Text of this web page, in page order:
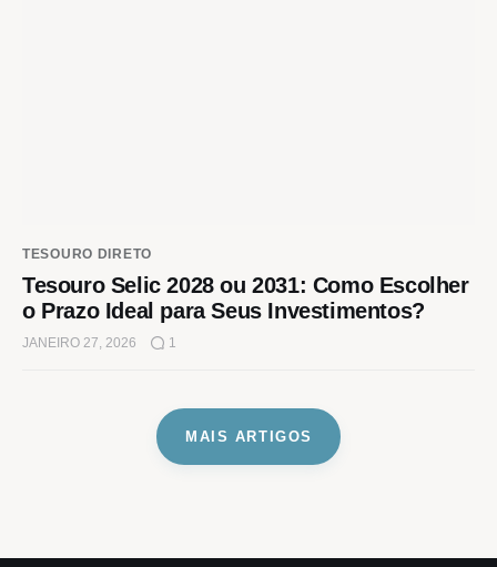
TESOURO DIRETO
Tesouro Selic 2028 ou 2031: Como Escolher
o Prazo Ideal para Seus Investimentos?
JANEIRO 27, 2026 1
MAIS ARTIGOS